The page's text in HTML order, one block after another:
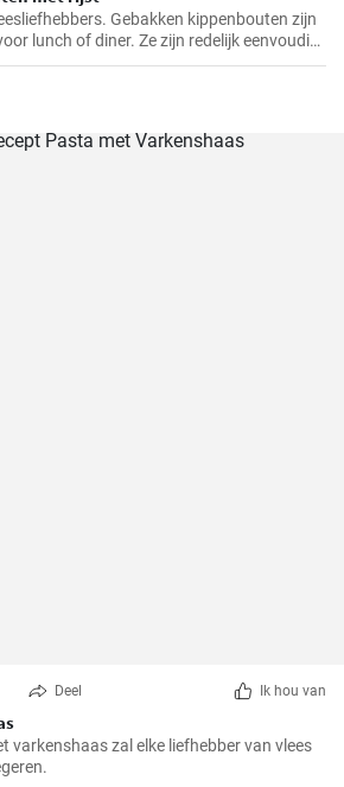
Gebakken kippenbouten zijn
lunch of diner. Ze zijn redelijk eenvoudig
is altijd heerlijk.
Deel Ik hou van
varkenshaas zal elke liefhebber van vlees